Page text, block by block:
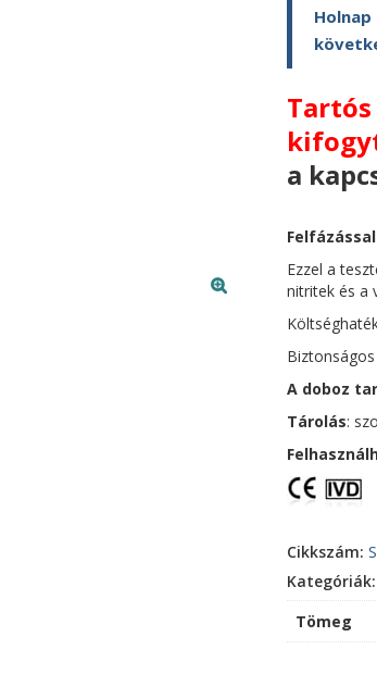
a
Ezzel a
nitritek és a
A doboz
Tárolás:
Cikkszám:
Kategóriák:
Tömeg